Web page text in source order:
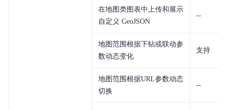
在地图类图表中上传和展示
自定义 GeoJSON
--
地图范围根据下钻或联动参
数动态变化
支持
地图范围根据URL参数动态
切换
--